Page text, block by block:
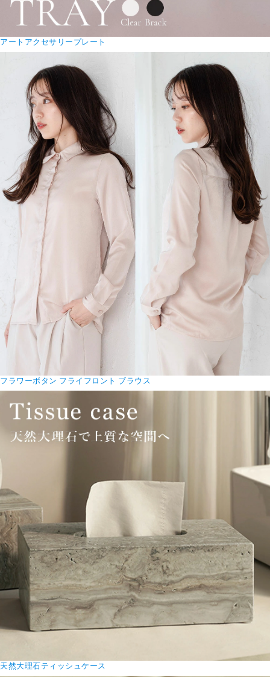
アートアクセサリープレート
フラワーボタン フライフロント ブラウス
天然大理石ティッシュケース